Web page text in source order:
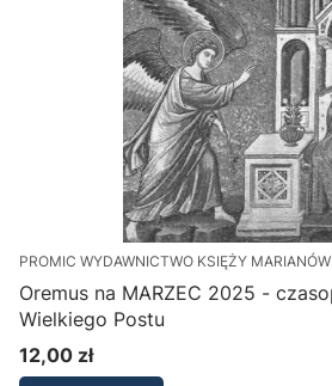
PROMIC WYDAWNICTWO KSIĘŻY MARIANÓW
Oremus na MARZEC 2025 - czasopismo na okres
Wielkiego Postu
Cena
12,00 zł